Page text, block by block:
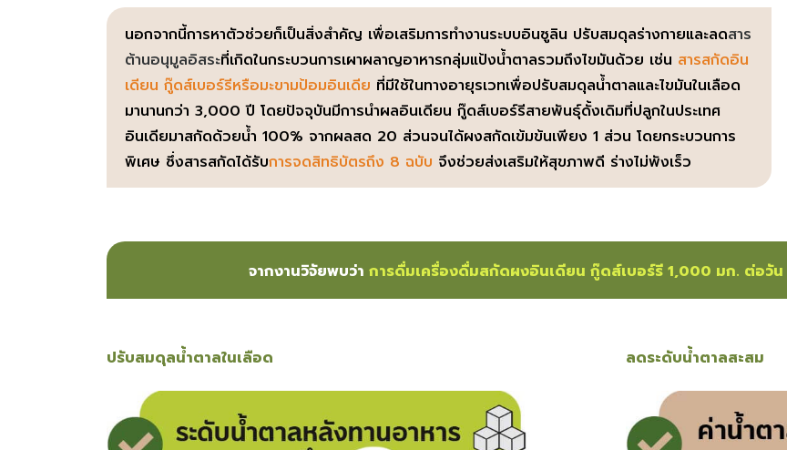
นอกจากนี้การหาตัวช่วยก็เป็นสิ่งสำคัญ เพื่อเสริมการทำงานระบบอินซูลิน ปรับสมดุลร่างกายและลดสาร
ต้านอนุมูลอิสระที่เกิดในกระบวนการเผาผลาญอาหารกลุ่มแป้งน้ำตาลรวมถึงไขมันด้วย เช่น สารสกัดอิน
เดียน กู๊ดส์เบอร์รีหรือมะขามป้อมอินเดีย ที่มีใช้ในทางอายุรเวทเพื่อปรับสมดุลน้ำตาลและไขมันในเลือด
มานานกว่า 3,000 ปี โดยปัจจุบันมีการนำผลอินเดียน กู๊ดส์เบอร์รีสายพันธุ์ดั้งเดิมที่ปลูกในประเทศ
อินเดียมาสกัดด้วยน้ำ 100% จากผลสด 20 ส่วนจนได้ผงสกัดเข้มข้นเพียง 1 ส่วน โดยกระบวนการ
พิเศษ ซึ่งสารสกัดได้รับการจดสิทธิบัตรถึง 8 ฉบับ จึงช่วยส่งเสริมให้สุขภาพดี ร่างไม่พังเร็ว
จากงานวิจัยพบว่า การดื่มเครื่องดื่มสกัดผงอินเดียน กู๊ดส์เบอร์รี 1,000 มก. ต่อวัน
ปรับสมดุลน้ำตาลในเลือด ลดระดับน้ำตาลสะสม